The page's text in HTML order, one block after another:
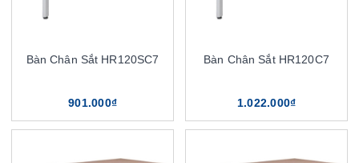
Bàn Chân Sắt HR120SC7
901.000₫
Bàn Chân Sắt HR120C7
1.022.000₫